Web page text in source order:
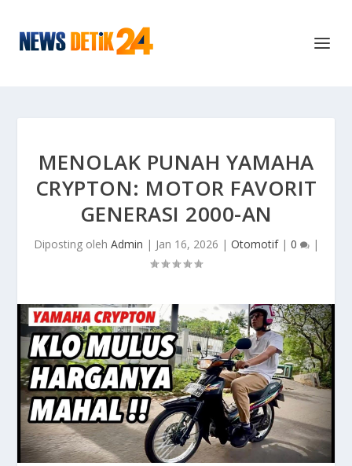
MENOLAK PUNAH YAMAHA
CRYPTON: MOTOR FAVORIT
GENERASI 2000-AN
Diposting oleh Admin | Jan 16, 2026 | Otomotif| 0 |